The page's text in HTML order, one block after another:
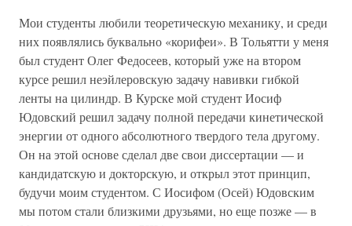
Мои студенты любили теоретическую механику, и среди
них появлялись буквально «корифеи». В Тольятти у меня
был студент Олег Федосеев, который уже на втором
курсе решил неэйлеровскую задачу навивки гибкой
ленты на цилиндр. В Курске мой студент Иосиф
Юдовский решил задачу полной передачи кинетической
энергии от одного абсолютного твердого тела другому.
Он на этой основе сделал две свои диссертации — и
кандидатскую и докторскую, и открыл этот принцип,
будучи моим студентом. С Иосифом (Осей) Юдовским
мы потом стали близкими друзьями, но еще позже — в